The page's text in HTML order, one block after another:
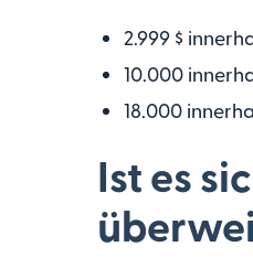
2.999 $
10.000
18.000
Ist es